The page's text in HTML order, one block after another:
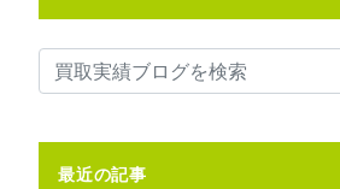
最近の記事